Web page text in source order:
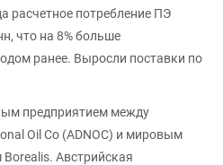
расчетное потребление ПЭ
что на 8% больше
ранее. Выросли поставки по
предприятием между
Oil Co (ADNOC) и мировым
Австрийская